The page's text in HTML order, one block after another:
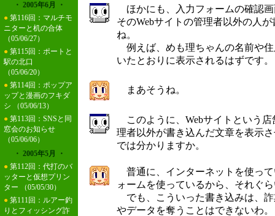
・ 2005年6月 ・
● 第116回：マルチモ
ニターと机の合体
（05/06/27）
● 第115回：ポートと
駅の北口
（05/06/20）
● 第114回：ポップア
ップと漫画のフキダ
シ
（05/06/13）
● 第113回：SNSと同
窓会のお知らせ
（05/06/06）
・ 2005年5月 ・
● 第112回：代打のバ
ッターと仮想プリン
ター
（05/05/30）
● 第111回：ルアー釣
りとフィッシング詐
ほかにも、入力フォームの確認
そのWebサイトの管理者以外の人
ね。
例えば、めも理ちゃんの名前や
いたとおりに表示されるはずです。
まあそうね。
このように、Webサイトという店
理者以外が書き込んだ文章を表示
では分かりますか。
普通に、インターネットを使っ
ォームを使っているから、それぐ
でも、こういった書き込みは、
やデータを奪うことはできないわ。